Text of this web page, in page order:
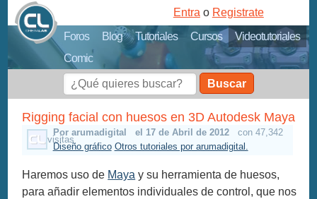
Foros Blog Tutoriales Cursos
Videotutoriales
Comic
Entra o Registrate
Buscar
Rigging facial con huesos en 3D Autodesk Maya
Por arumadigital el 17 de Abril de 2012 con 47,342
visitas
Diseño gráfico Otros tutoriales por arumadigital.
Haremos uso de Maya y su herramienta de huesos,
para añadir elementos individuales de control, que nos